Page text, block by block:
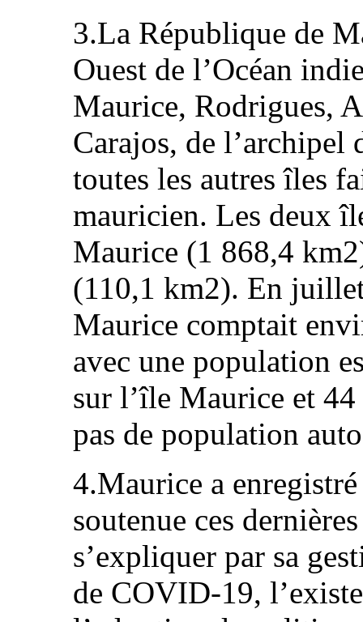
3.La République de
Ouest de l’Océan
Maurice, Rodrigues,
Carajos, de l’archipel
toutes les autres îles
mauricien. Les deux
Maurice (1 868,4
(110,1 km2). En
Maurice comptait
avec une population
sur l’île Maurice et
pas de population
4.Maurice a
soutenue ces
s’expliquer par sa
de COVID-19,